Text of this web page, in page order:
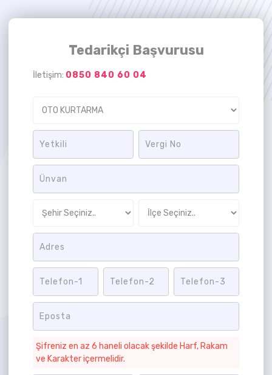
Tedarikçi Başvurusu
İletişim: 0850 840 60 04
Şifreniz en az 6 haneli olacak şekilde Harf, Rakam
ve Karakter içermelidir.